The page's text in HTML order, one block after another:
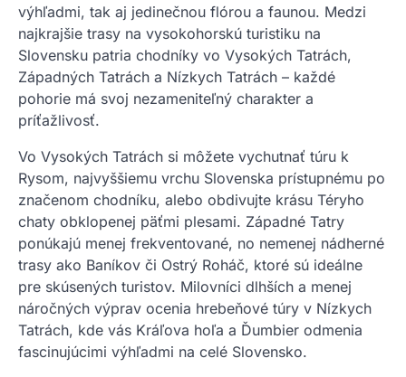
výhľadmi, tak aj jedinečnou flórou a faunou. Medzi
najkrajšie trasy na vysokohorskú turistiku na
Slovensku patria chodníky vo Vysokých Tatrách,
Západných Tatrách a Nízkych Tatrách – každé
pohorie má svoj nezameniteľný charakter a
príťažlivosť.
Vo Vysokých Tatrách si môžete vychutnať túru k
Rysom, najvyššiemu vrchu Slovenska prístupnému po
značenom chodníku, alebo obdivujte krásu Téryho
chaty obklopenej päťmi plesami. Západné Tatry
ponúkajú menej frekventované, no nemenej nádherné
trasy ako Baníkov či Ostrý Roháč, ktoré sú ideálne
pre skúsených turistov. Milovníci dlhších a menej
náročných výprav ocenia hrebeňové túry v Nízkych
Tatrách, kde vás Kráľova hoľa a Ďumbier odmenia
fascinujúcimi výhľadmi na celé Slovensko.